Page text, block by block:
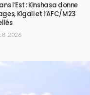
l’Est : Kinshasa donne
Kigali et l’AFC/M23
8, 2026